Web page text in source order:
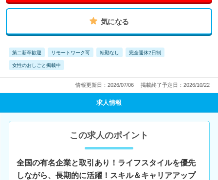
気になる
第二新卒歓迎 リモートワーク可 転勤なし 完全週休2日制
女性のおしごと掲載中
情報更新日：2026/07/06 掲載終了予定日：2026/10/22
求人情報
この求人のポイント
全国の有名企業と取引あり！ライフスタイルを優先
しながら、長期的に活躍！スキル＆キャリアアップ